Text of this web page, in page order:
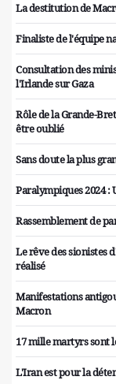
La destitution de
Finaliste de l'équipe
Consultation des
l'Irlande sur Gaza
Rôle de la Grande-
être oublié
Sans doute la plus
Paralympiques 2024
Rassemblement de
Le rêve des sionistes
réalisé
Manifestations
Macron
17 mille martyrs sont
L'Iran est pour la